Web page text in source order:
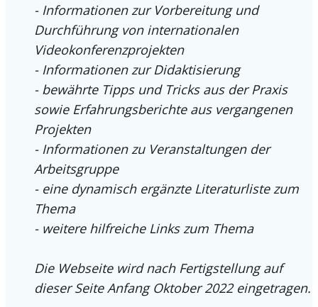
- Informationen zur Vorbereitung und
Durchführung von internationalen
Videokonferenzprojekten
- Informationen zur Didaktisierung
- bewährte Tipps und Tricks aus der Praxis
sowie Erfahrungsberichte aus vergangenen
Projekten
- Informationen zu Veranstaltungen der
Arbeitsgruppe
- eine dynamisch ergänzte Literaturliste zum
Thema
- weitere hilfreiche Links zum Thema
Die Webseite wird nach Fertigstellung auf
dieser Seite Anfang Oktober 2022 eingetragen.